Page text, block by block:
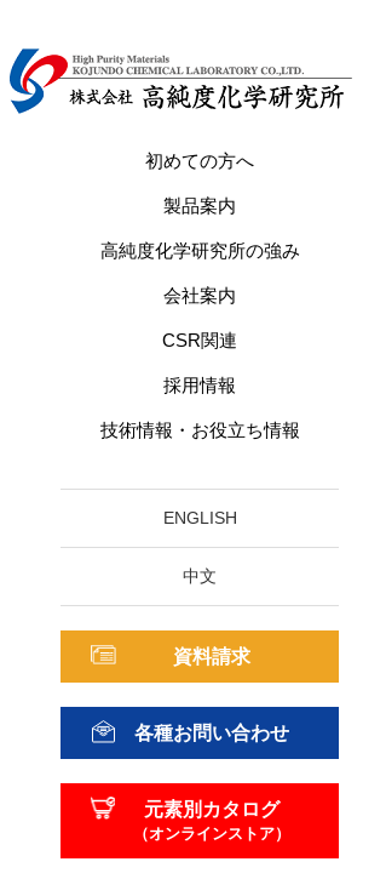
初めての方へ
製品案内
高純度化学研究所の強み
会社案内
CSR関連
採用情報
技術情報・お役立ち情報
ENGLISH
中文
資料請求
各種お問い合わせ
元素別カタログ
（オンラインストア）